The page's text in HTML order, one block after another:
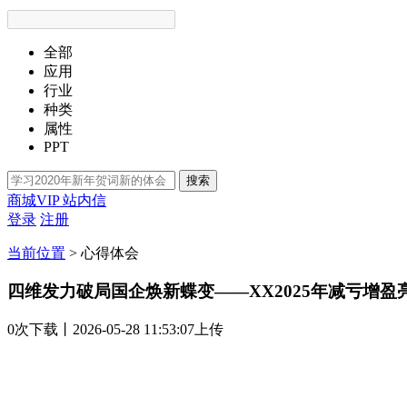
全部
应用
行业
种类
属性
PPT
搜索
商城VIP站内信
登录 注册
当前位置 > 心得体会
四维发力破局国企焕新蝶变——XX2025年减亏增盈
0次下载 丨2026-05-28 11:53:07上传